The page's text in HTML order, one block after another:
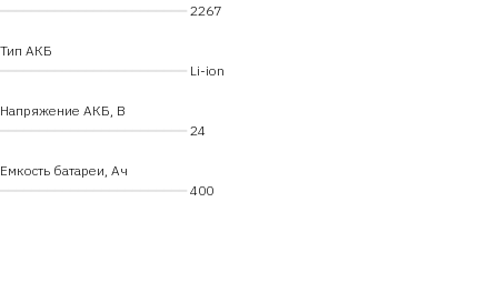
━━━━━━━━━━━━━━━━━━━━━━━━ 2267
Тип АКБ
━━━━━━━━━━━━━━━━━━━━━━━━ Li-ion
Напряжение АКБ, В
━━━━━━━━━━━━━━━━━━━━━━━━ 24
Емкость батареи, Ач
━━━━━━━━━━━━━━━━━━━━━━━━ 400